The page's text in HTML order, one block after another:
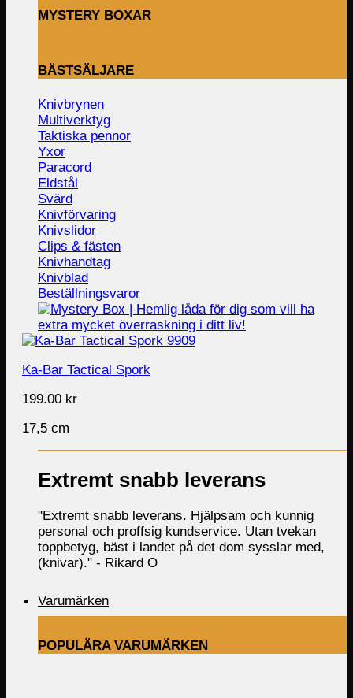
MYSTERY BOXAR
BÄSTSÄLJARE
Knivbrynen
Multiverktyg
Taktiska pennor
Yxor
Paracord
Eldstål
Svärd
Knivförvaring
Knivslidor
Clips & fästen
Knivhandtag
Knivblad
Beställningsvaror
Ka-Bar Tactical Spork
199.00 kr
17,5 cm
Extremt snabb leverans
"Extremt snabb leverans. Hjälpsam och kunnig
personal och proffsig kundservice. Utan tvekan
toppbetyg, bäst i landet på det dom sysslar med,
(knivar)." - Rikard O
Varumärken
POPULÄRA VARUMÄRKEN